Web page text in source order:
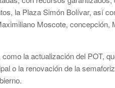
la Plaza Simón Bolívar, así
Moscote, concepción,
la actualización del POT,
o la renovación de la